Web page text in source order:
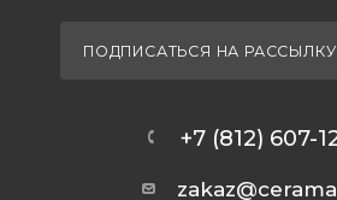
ПОДПИСАТЬСЯ НА РАССЫЛКУ
+7 (812) 607-